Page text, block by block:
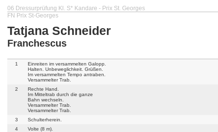
06 Dressurprüfung Kl. S* Kandare - Prix St. Georges
FN Prix St-Georges
Tatjana Schneider
Franchescus
1
Einreiten im versammelten Galopp.
Halten. Unbeweglichkeit. Grüßen.
Im versammelten Tempo antraben.
Versammelter Trab.
2
Rechte Hand.
Im Mitteltrab durch die ganze
Bahn wechseln.
Versammelter Trab.
Versammelter Trab.
3
Schulterherein.
4
Volte (8 m).